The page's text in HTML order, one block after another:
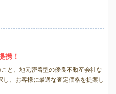
携！
と、地元密着型の優良不動産会社な
し、お客様に最適な査定価格を提案し